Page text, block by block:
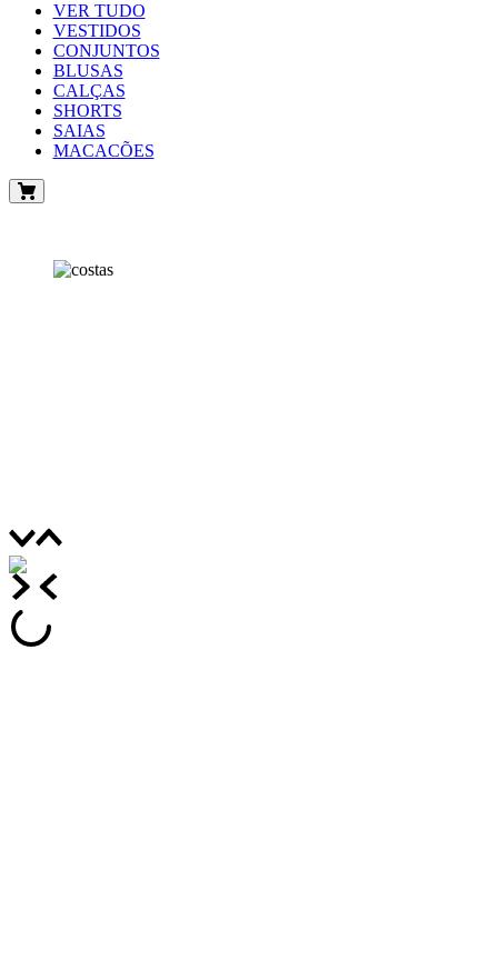
VER TUDO
VESTIDOS
CONJUNTOS
BLUSAS
CALÇAS
SHORTS
SAIAS
MACACÕES